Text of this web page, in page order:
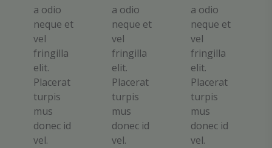
a odio
neque et
vel
fringilla
elit.
Placerat
turpis
mus
donec id
vel.
a odio
neque et
vel
fringilla
elit.
Placerat
turpis
mus
donec id
vel.
a odio
neque et
vel
fringilla
elit.
Placerat
turpis
mus
donec id
vel.